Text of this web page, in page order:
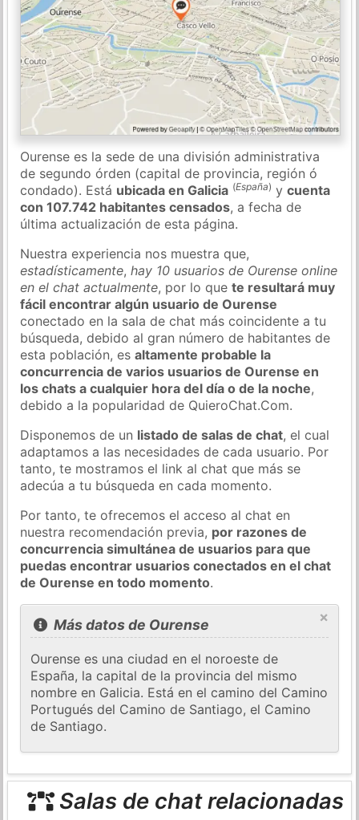
Ourense es la sede de una división administrativa
de segundo órden (capital de provincia, región ó
condado). Está ubicada en Galicia (España) ycuenta
con 107.742 habitantes censados, a fecha de
última actualización de esta página.
Nuestra experiencia nos muestra que,
estadísticamente,hay 10 usuarios de Ourense online
en el chat actualmente, por lo quete resultará muy
fácil encontrar algún usuario de Ourense
conectado en la sala de chat más coincidente a tu
búsqueda, debido al gran número de habitantes de
esta población, esaltamente probable la
concurrencia de varios usuarios de Ourense en
los chats a cualquier hora del día o de la noche,
debido a la popularidad de QuieroChat.Com.
Disponemos de un listado de salas de chat, el cual
adaptamos a las necesidades de cada usuario. Por
tanto, te mostramos el link al chat que más se
adecúa a tu búsqueda en cada momento.
Por tanto, te ofrecemos el acceso al chat en
nuestra recomendación previa, por razones de
concurrencia simultánea de usuarios para que
puedas encontrar usuarios conectados en el chat
de Ourense en todo momento.
×
Más datos de Ourense
Ourense es una ciudad en el noroeste de
España, la capital de la provincia del mismo
nombre en Galicia. Está en el camino del Camino
Portugués del Camino de Santiago, el Camino
de Santiago.
Salas de chat relacionadas